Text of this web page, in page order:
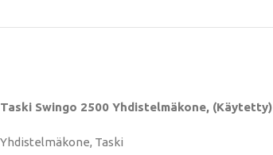
Taski Swingo 2500 Yhdistelmäkone, (Käytetty)
Yhdistelmäkone, Taski